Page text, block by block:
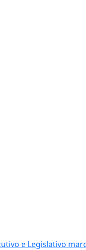
e Legislativo